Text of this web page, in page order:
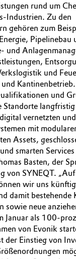
& Beauty
& Nonwovens
rund um
Industrien. Zu den
gehören zum
Pipelinebau
und
und
und
Standorte
vernetzten
mit
Assets,
smarten
Basten, der
von SYNEQT.
wir uns
damit bestehende
sowie neue
Januar als 100-
von Evonik
der Einstieg von